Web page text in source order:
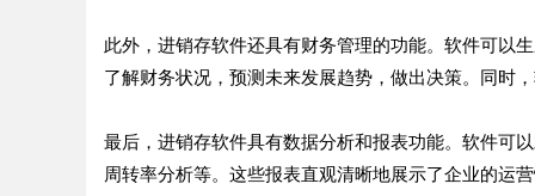
此外，进销存软件还具有财务管理的功能。软件可以
了解财务状况，预测未来发展趋势，做出决策。同时
最后，进销存软件具有数据分析和报表功能。软件可
周转率分析等。这些报表直观清晰地展示了企业的运